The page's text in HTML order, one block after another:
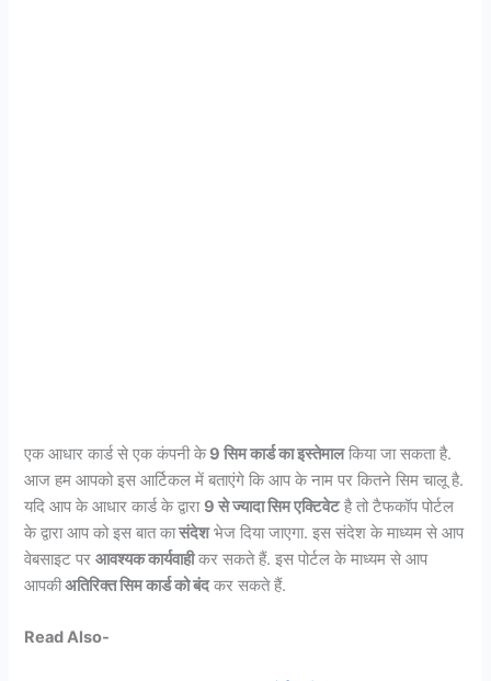
एक आधार कार्ड से एक कंपनी के9 सिम कार्ड का इस्तेमालकिया जा सकता है.
आज हम आपको इस आर्टिकल में बताएंगे कि आप के नाम पर कितने सिम चालू है.
यदि आप के आधार कार्ड के द्वारा 9 से ज्यादा सिम एक्टिवेटहै तो टैफकॉप पोर्टल
के द्वारा आप को इस बात कासंदेशभेज दिया जाएगा. इस संदेश के माध्यम से आप
वेबसाइट परआवश्यक कार्यवाहीकर सकते हैं. इस पोर्टल के माध्यम से आप
आपकीअतिरिक्त सिम कार्ड को बंदकर सकते हैं.
Read Also-